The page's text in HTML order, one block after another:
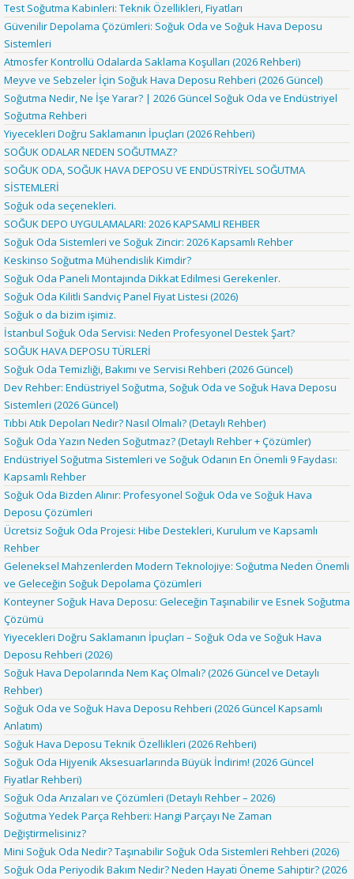
Test Soğutma Kabinleri: Teknik Özellikleri, Fiyatları
Güvenilir Depolama Çözümleri: Soğuk Oda ve Soğuk Hava Deposu
Sistemleri
Atmosfer Kontrollü Odalarda Saklama Koşulları (2026 Rehberi)
Meyve ve Sebzeler İçin Soğuk Hava Deposu Rehberi (2026 Güncel)
Soğutma Nedir, Ne İşe Yarar? | 2026 Güncel Soğuk Oda ve Endüstriyel
Soğutma Rehberi
Yiyecekleri Doğru Saklamanın İpuçları (2026 Rehberi)
SOĞUK ODALAR NEDEN SOĞUTMAZ?
SOĞUK ODA, SOĞUK HAVA DEPOSU VE ENDÜSTRİYEL SOĞUTMA
SİSTEMLERİ
Soğuk oda seçenekleri.
SOĞUK DEPO UYGULAMALARI: 2026 KAPSAMLI REHBER
Soğuk Oda Sistemleri ve Soğuk Zincir: 2026 Kapsamlı Rehber
Keskinso Soğutma Mühendislik Kimdir?
Soğuk Oda Paneli Montajında Dikkat Edilmesi Gerekenler.
Soğuk Oda Kilitli Sandviç Panel Fiyat Listesi (2026)
Soğuk o da bizim işimiz.
İstanbul Soğuk Oda Servisi: Neden Profesyonel Destek Şart?
SOĞUK HAVA DEPOSU TÜRLERİ
Soğuk Oda Temizliği, Bakımı ve Servisi Rehberi (2026 Güncel)
Dev Rehber: Endüstriyel Soğutma, Soğuk Oda ve Soğuk Hava Deposu
Sistemleri (2026 Güncel)
Tıbbi Atık Depoları Nedir? Nasıl Olmalı? (Detaylı Rehber)
Soğuk Oda Yazın Neden Soğutmaz? (Detaylı Rehber + Çözümler)
Endüstriyel Soğutma Sistemleri ve Soğuk Odanın En Önemli 9 Faydası:
Kapsamlı Rehber
Soğuk Oda Bizden Alınır: Profesyonel Soğuk Oda ve Soğuk Hava
Deposu Çözümleri
Ücretsiz Soğuk Oda Projesi: Hibe Destekleri, Kurulum ve Kapsamlı
Rehber
Geleneksel Mahzenlerden Modern Teknolojiye: Soğutma Neden Önemli
ve Geleceğin Soğuk Depolama Çözümleri
Konteyner Soğuk Hava Deposu: Geleceğin Taşınabilir ve Esnek Soğutma
Çözümü
Yiyecekleri Doğru Saklamanın İpuçları – Soğuk Oda ve Soğuk Hava
Deposu Rehberi (2026)
Soğuk Hava Depolarında Nem Kaç Olmalı? (2026 Güncel ve Detaylı
Rehber)
Soğuk Oda ve Soğuk Hava Deposu Rehberi (2026 Güncel Kapsamlı
Anlatım)
Soğuk Hava Deposu Teknik Özellikleri (2026 Rehberi)
Soğuk Oda Hijyenik Aksesuarlarında Büyük İndirim! (2026 Güncel
Fiyatlar Rehberi)
Soğuk Oda Arızaları ve Çözümleri (Detaylı Rehber – 2026)
Soğutma Yedek Parça Rehberi: Hangi Parçayı Ne Zaman
Değiştirmelisiniz?
Mini Soğuk Oda Nedir? Taşınabilir Soğuk Oda Sistemleri Rehberi (2026)
Soğuk Oda Periyodik Bakım Nedir? Neden Hayati Öneme Sahiptir? (2026